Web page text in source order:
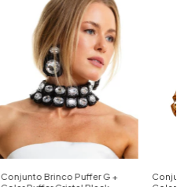
Conjunto Brinco Puffer G +